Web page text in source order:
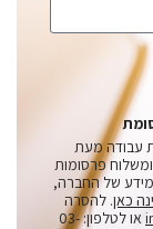
עבודה מעת
פרסומות
של החברה,
כאן. להסרה
או לטלפון: 03-